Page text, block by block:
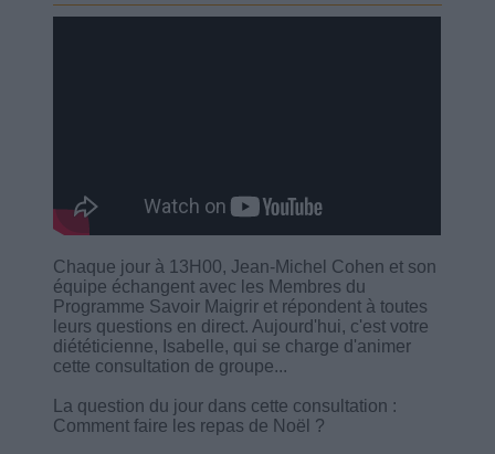
Chaque jour à 13H00, Jean-Michel Cohen et son
équipe échangent avec les Membres du
Programme Savoir Maigrir et répondent à toutes
leurs questions en direct. Aujourd'hui, c'est votre
diététicienne, Isabelle, qui se charge d'animer
cette consultation de groupe...
La question du jour dans cette consultation :
Comment faire les repas de Noël ?